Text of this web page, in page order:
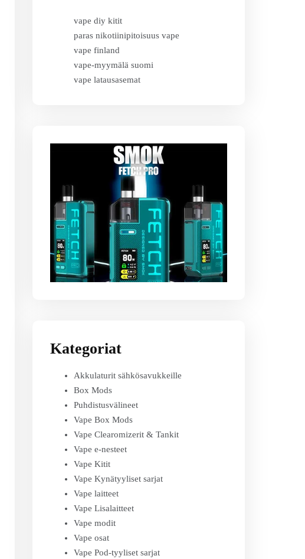
vape diy kitit
paras nikotiinipitoisuus vape
vape finland
vape-myymälä suomi
vape latausasemat
Kategoriat
Akkulaturit sähkösavukkeille
Box Mods
Puhdistusvälineet
Vape Box Mods
Vape Clearomizerit & Tankit
Vape e-nesteet
Vape Kitit
Vape Kynätyyliset sarjat
Vape laitteet
Vape Lisalaitteet
Vape modit
Vape osat
Vape Pod-tyyliset sarjat